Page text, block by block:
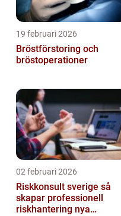
19 februari 2026
Bröstförstoring och
bröstoperationer
02 februari 2026
Riskkonsult sverige så
skapar professionell
riskhantering nya